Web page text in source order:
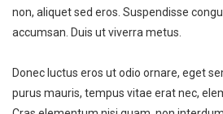
non, aliquet sed eros. Suspendisse
accumsan. Duis ut viverra metus.
Donec luctus eros ut odio ornare, eget
purus mauris, tempus vitae erat nec,